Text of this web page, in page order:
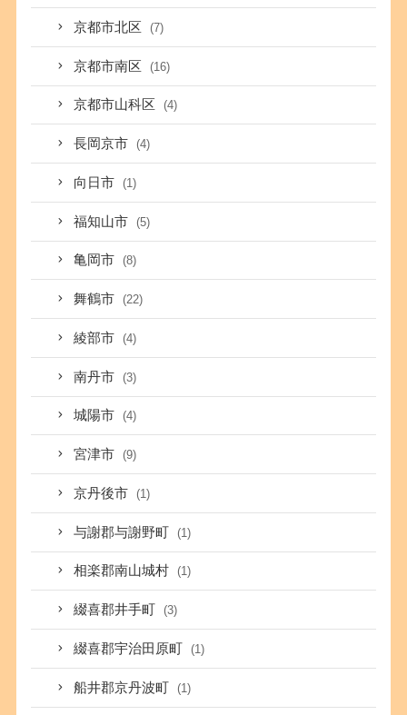
京都市北区 (7)
京都市南区 (16)
京都市山科区 (4)
長岡京市 (4)
向日市 (1)
福知山市 (5)
亀岡市 (8)
舞鶴市 (22)
綾部市 (4)
南丹市 (3)
城陽市 (4)
宮津市 (9)
京丹後市 (1)
与謝郡与謝野町 (1)
相楽郡南山城村 (1)
綴喜郡井手町 (3)
綴喜郡宇治田原町 (1)
船井郡京丹波町 (1)